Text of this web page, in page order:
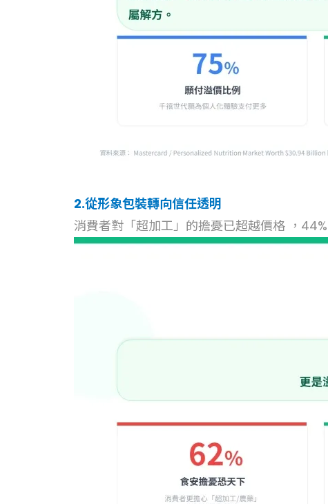
2.從形象包裝轉向信任透明
消費者對「超加工」的擔憂已超越價格 ，